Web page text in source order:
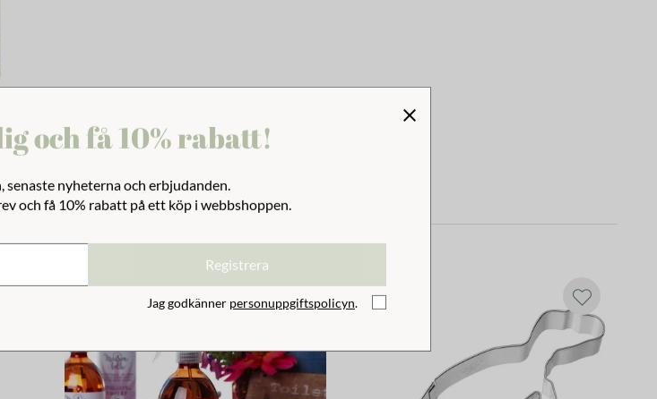
och få 10% rabatt!
senaste nyheterna och erbjudanden.
och få 10% rabatt på ett köp i webbshoppen.
Registrera
Jag godkänner personuppgiftspolicyn.